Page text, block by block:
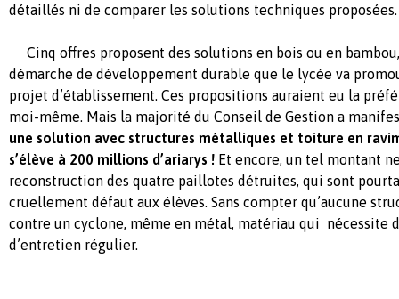
détaillés ni de comparer les solutions techniques proposées.
Cinq offres proposent des solutions en bois ou en
démarche de développement durable que le lycée va
projet d’établissement. Ces propositions auraient eu la
moi-même. Mais la majorité du Conseil de Gestion a
une solution avec structures métalliques et toiture en
s’élève à 200 millions d’ariarys ! Et encore, un tel montant
reconstruction des quatre paillotes détruites, qui sont
cruellement défaut aux élèves. Sans compter qu’aucune
contre un cyclone, même en métal, matériau qui nécessite
d’entretien régulier.